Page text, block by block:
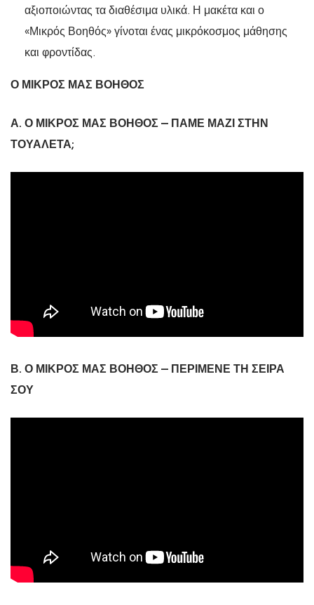
αξιοποιώντας τα διαθέσιμα υλικά. Η μακέτα και ο
«Μικρός Βοηθός» γίνοται ένας μικρόκοσμος μάθησης
και φροντίδας.
Ο ΜΙΚΡΟΣ ΜΑΣ ΒΟΗΘΟΣ
Α. Ο ΜΙΚΡΟΣ ΜΑΣ ΒΟΗΘΟΣ – ΠΑΜΕ ΜΑΖΙ ΣΤΗΝ
ΤΟΥΑΛΕΤΑ;
Β. Ο ΜΙΚΡΟΣ ΜΑΣ ΒΟΗΘΟΣ – ΠΕΡΙΜΕΝΕ ΤΗ ΣΕΙΡΑ
ΣΟΥ